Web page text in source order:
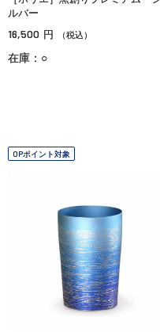
ルバー
16,500 円 （税込）
在庫：○
OPポイント対象